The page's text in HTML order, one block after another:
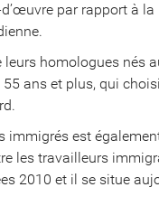
par rapport à
homologues nés
ans et plus, qui
immigrés est
les travailleurs
2010 et il se situe